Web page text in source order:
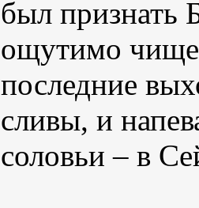
был признать
ощутимо чище
последние
сливы, и
соловьи – в